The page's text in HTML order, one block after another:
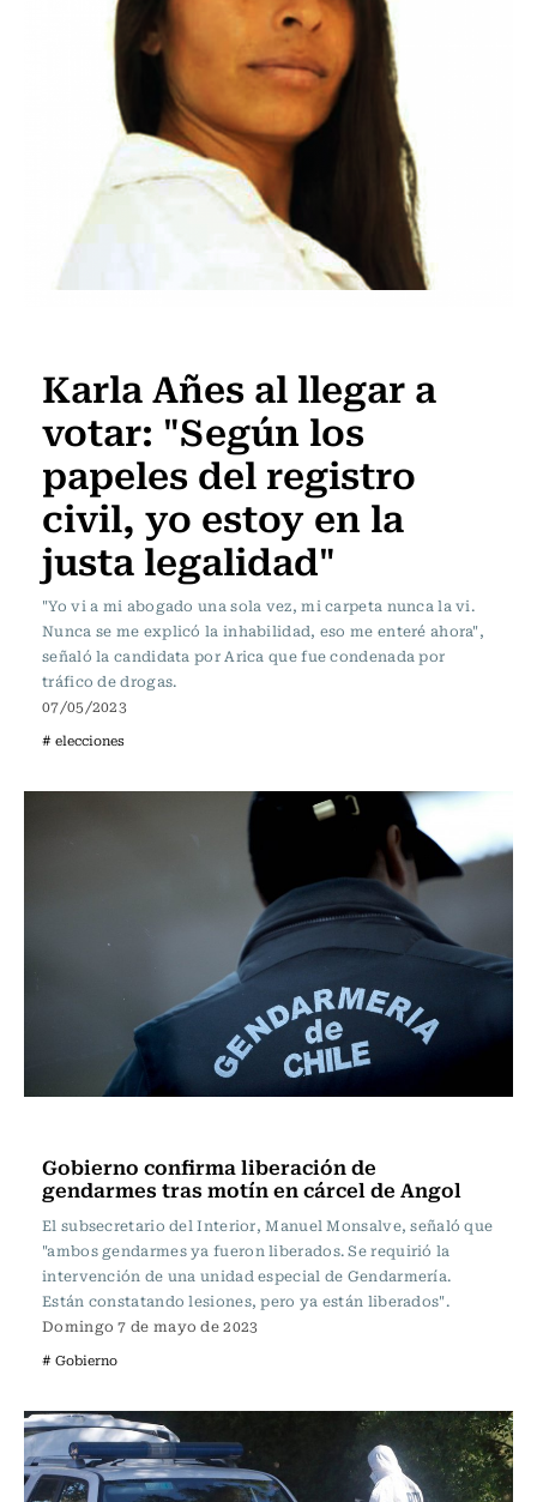
Karla Añes al llegar a
votar: "Según los
papeles del registro
civil, yo estoy en la
justa legalidad"
"Yo vi a mi abogado una sola vez, mi carpeta nunca la vi.
Nunca se me explicó la inhabilidad, eso me enteré ahora",
señaló la candidata por Arica que fue condenada por
tráfico de drogas.
07/05/2023
# elecciones
Gobierno confirma liberación de
gendarmes tras motín en cárcel de Angol
El subsecretario del Interior, Manuel Monsalve, señaló que
"ambos gendarmes ya fueron liberados. Se requirió la
intervención de una unidad especial de Gendarmería.
Están constatando lesiones, pero ya están liberados".
Domingo 7 de mayo de 2023
# Gobierno